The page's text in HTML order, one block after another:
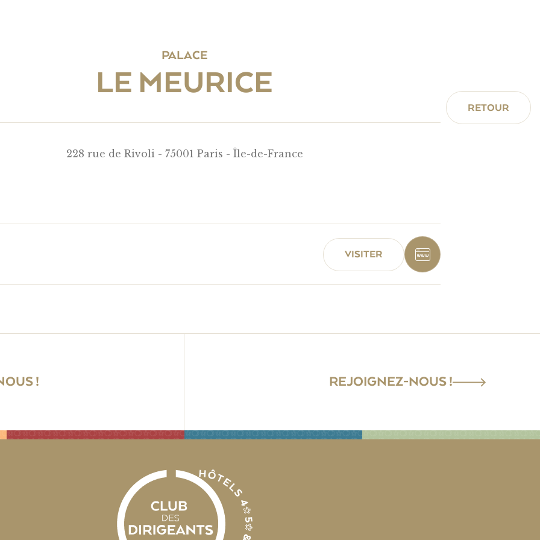
PALACE
LE MEURICE
228 rue de Rivoli - 75001 Paris - Île-de-France
RETOUR
VISITER
! REJOIGNEZ-NOUS !